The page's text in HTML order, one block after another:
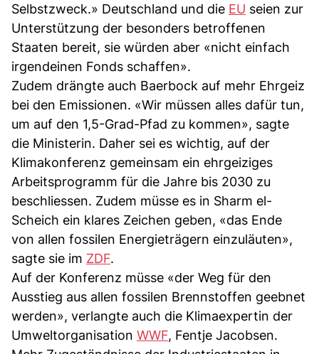
Selbstzweck.» Deutschland und die EU seien zur
Unterstützung der besonders betroffenen
Staaten bereit, sie würden aber «nicht einfach
irgendeinen Fonds schaffen».
Zudem drängte auch Baerbock auf mehr Ehrgeiz
bei den Emissionen. «Wir müssen alles dafür tun,
um auf den 1,5-Grad-Pfad zu kommen», sagte
die Ministerin. Daher sei es wichtig, auf der
Klimakonferenz gemeinsam ein ehrgeiziges
Arbeitsprogramm für die Jahre bis 2030 zu
beschliessen. Zudem müsse es in Sharm el-
Scheich ein klares Zeichen geben, «das Ende
von allen fossilen Energieträgern einzuläuten»,
sagte sie im ZDF.
Auf der Konferenz müsse «der Weg für den
Ausstieg aus allen fossilen Brennstoffen geebnet
werden», verlangte auch die Klimaexpertin der
Umweltorganisation WWF, Fentje Jacobsen.